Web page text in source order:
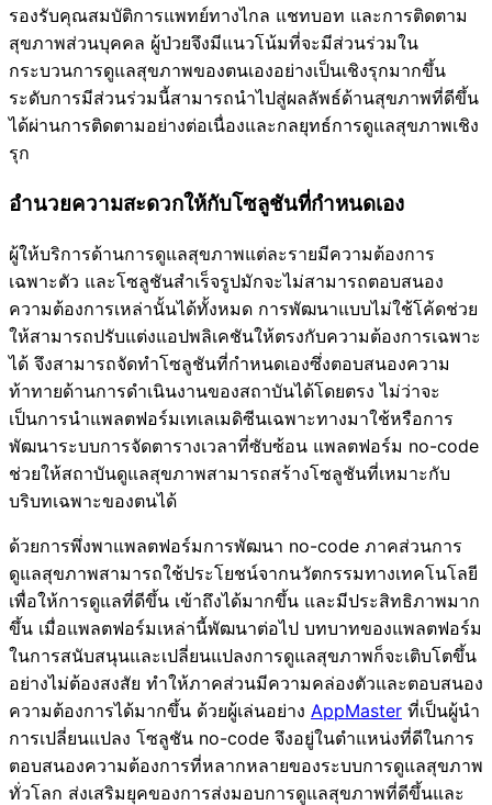
รองรับคุณสมบัติการแพทย์ทางไกล แชทบอท และการติดตาม
สุขภาพส่วนบุคคล ผู้ป่วยจึงมีแนวโน้มที่จะมีส่วนร่วมใน
กระบวนการดูแลสุขภาพของตนเองอย่างเป็นเชิงรุกมากขึ้น
ระดับการมีส่วนร่วมนี้สามารถนำไปสู่ผลลัพธ์ด้านสุขภาพที่ดีขึ้น
ได้ผ่านการติดตามอย่างต่อเนื่องและกลยุทธ์การดูแลสุขภาพเชิง
รุก
อำนวยความสะดวกให้กับโซลูชันที่กำหนดเอง
ผู้ให้บริการด้านการดูแลสุขภาพแต่ละรายมีความต้องการ
เฉพาะตัว และโซลูชันสำเร็จรูปมักจะไม่สามารถตอบสนอง
ความต้องการเหล่านั้นได้ทั้งหมด การพัฒนาแบบไม่ใช้โค้ดช่วย
ให้สามารถปรับแต่งแอปพลิเคชันให้ตรงกับความต้องการเฉพาะ
ได้ จึงสามารถจัดทำโซลูชันที่กำหนดเองซึ่งตอบสนองความ
ท้าทายด้านการดำเนินงานของสถาบันได้โดยตรง ไม่ว่าจะ
เป็นการนำแพลตฟอร์มเทเลเมดิซีนเฉพาะทางมาใช้หรือการ
พัฒนาระบบการจัดตารางเวลาที่ซับซ้อน แพลตฟอร์ม no-code
ช่วยให้สถาบันดูแลสุขภาพสามารถสร้างโซลูชันที่เหมาะกับ
บริบทเฉพาะของตนได้
ด้วยการพึ่งพาแพลตฟอร์มการพัฒนา no-code ภาคส่วนการ
ดูแลสุขภาพสามารถใช้ประโยชน์จากนวัตกรรมทางเทคโนโลยี
เพื่อให้การดูแลที่ดีขึ้น เข้าถึงได้มากขึ้น และมีประสิทธิภาพมาก
ขึ้น เมื่อแพลตฟอร์มเหล่านี้พัฒนาต่อไป บทบาทของแพลตฟอร์ม
ในการสนับสนุนและเปลี่ยนแปลงการดูแลสุขภาพก็จะเติบโตขึ้น
อย่างไม่ต้องสงสัย ทำให้ภาคส่วนมีความคล่องตัวและตอบสนอง
ความต้องการได้มากขึ้น ด้วยผู้เล่นอย่าง AppMaster ที่เป็นผู้นำ
การเปลี่ยนแปลง โซลูชัน no-code จึงอยู่ในตำแหน่งที่ดีในการ
ตอบสนองความต้องการที่หลากหลายของระบบการดูแลสุขภาพ
ทั่วโลก ส่งเสริมยุคของการส่งมอบการดูแลสุขภาพที่ดีขึ้นและ